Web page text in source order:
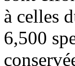
à celles
6,500